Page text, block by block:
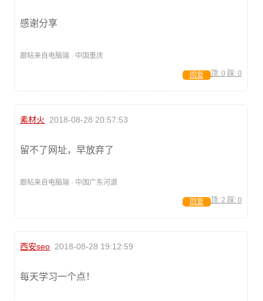
感谢分享
跟帖来自电脑端 · 中国重庆
顶: 0 踩: 0
回复
素材火 2018-08-28 20:57:53
留不了网址，早放弃了
跟帖来自电脑端 · 中国广东河源
顶: 2 踩: 0
回复
西安seo 2018-08-28 19:12:59
每天学习一个点！